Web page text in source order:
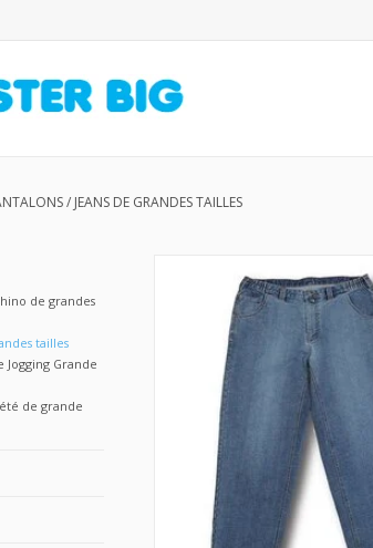
/ JEANS DE GRANDES TAILLES
de grandes
tailles
Jogging Grande
de grande